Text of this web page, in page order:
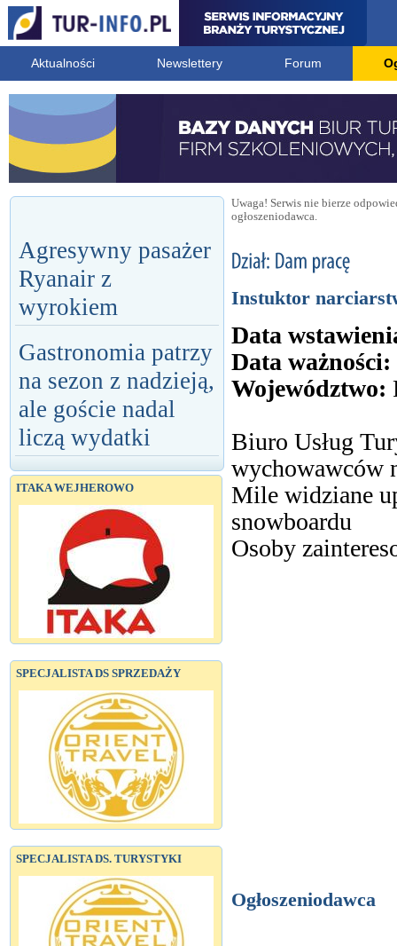
Aktualności Newslettery Forum
Agresywny pasażer
Ryanair z
wyrokiem
Gastronomia patrzy
na sezon z nadzieją,
ale goście nadal
liczą wydatki
ITAKA WEJHEROWO
SPECJALISTA DS SPRZEDAŻY
SPECJALISTA DS. TURYSTYKI
Uwaga! Serwis nie bierze
ogłoszeniodawca.
Instuktor
Data
Data ważności:
Województwo:
Biuro Usług
wychowawców
Mile widziane
snowboardu
Osoby
Ogłoszeniodawca